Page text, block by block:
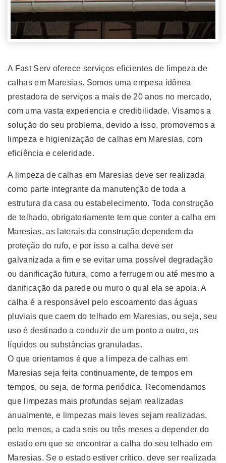
A Fast Serv oferece serviços eficientes de limpeza de
calhas em Maresias. Somos uma empesa idônea
prestadora de serviços a mais de 20 anos no mercado,
com uma vasta experiencia e credibilidade. Visamos a
solução do seu problema, devido a isso, promovemos a
limpeza e higienização de calhas em Maresias, com
eficiência e celeridade.
A limpeza de calhas em Maresias deve ser realizada
como parte integrante da manutenção de toda a
estrutura da casa ou estabelecimento. Toda construção
de telhado, obrigatoriamente tem que conter a calha em
Maresias, as laterais da construção dependem da
proteção do rufo, e por isso a calha deve ser
galvanizada a fim e se evitar uma possível degradação
ou danificação futura, como a ferrugem ou até mesmo a
danificação da parede ou muro o qual ela se apoia. A
calha é a responsável pelo escoamento das águas
pluviais que caem do telhado em Maresias, ou seja, seu
uso é destinado a conduzir de um ponto a outro, os
líquidos ou substâncias granuladas.
O que orientamos é que a limpeza de calhas em
Maresias seja feita continuamente, de tempos em
tempos, ou seja, de forma periódica. Recomendamos
que limpezas mais profundas sejam realizadas
anualmente, e limpezas mais leves sejam realizadas,
pelo menos, a cada seis ou três meses a depender do
estado em que se encontrar a calha do seu telhado em
Maresias. Se o estado estiver crítico, deve ser realizada